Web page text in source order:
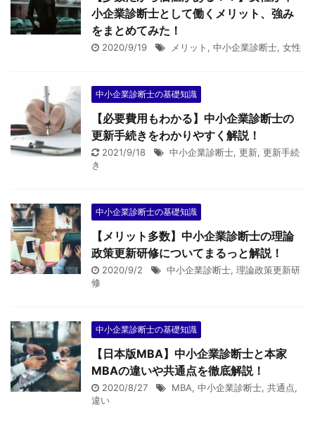
小企業診断士として働くメリット、強み
をまとめてみた！
2020/9/19 メリット , 中小企業診断士, 女性
中小企業診断士の基礎知識
【必要費用もわかる】中小企業診断士の
更新手続きをわかりやすく解説！
2021/9/18 中小企業診断士, 更新, 更新手続
き
中小企業診断士の基礎知識
【メリット多数】中小企業診断士の理論
政策更新研修についてまるっと解説！
2020/9/2 中小企業診断士, 理論政策更新研
修
中小企業診断士の基礎知識
【日本版MBA】中小企業診断士と本家
MBAの違いや共通点を徹底解説！
2020/8/27 MBA, 中小企業診断士, 共通点,
違い